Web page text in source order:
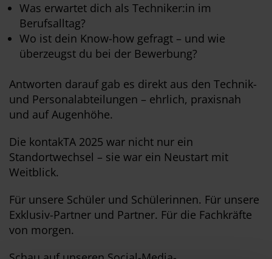
Was erwartet dich als Techniker:in im
Berufsalltag?
Wo ist dein Know-how gefragt – und wie
überzeugst du bei der Bewerbung?
Antworten darauf gab es direkt aus den Technik-
und Personalabteilungen – ehrlich, praxisnah
und auf Augenhöhe.
Die kontakTA 2025 war nicht nur ein
Standortwechsel – sie war ein Neustart mit
Weitblick.
Für unsere Schüler und Schülerinnen. Für unsere
Exklusiv-Partner und Partner. Für die Fachkräfte
von morgen.